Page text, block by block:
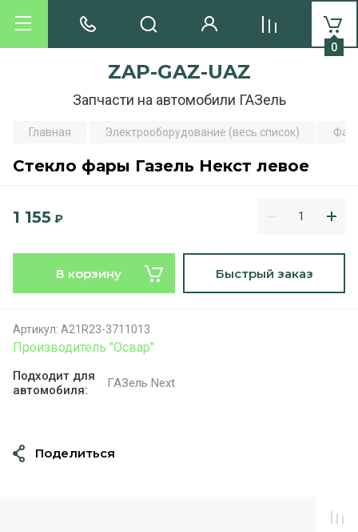
ZAP-GAZ-UAZ
Запчасти на автомобили ГАЗель
0
Главная Электрооборудование (весь список)
Стекло фары Газель Некст левое
1 155 ₽
В корзину Быстрый заказ
Артикул: A21R23-3711013
Производитель "Освар"
Подходит для
автомобиля:
ГАЗель Next
Поделиться